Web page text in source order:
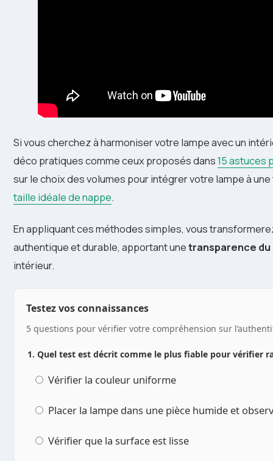
Si vous cherchez à harmoniser votre lampe avec un
déco pratiques comme ceux proposés dans15 astuces
sur le choix des volumes pour intégrer votre lampe à
taille idéale de nappe.
En appliquant ces méthodes simples, vous
authentique et durable, apportant unetransparence du
intérieur.
Testez vos connaissances
5 questions pour vérifier votre compréhension sur
1. Quel test est décrit comme le plus fiable pour vérifier
Vérifier la couleur uniforme
Placer la lampe dans une pièce humide et
Vérifier que la surface est lisse